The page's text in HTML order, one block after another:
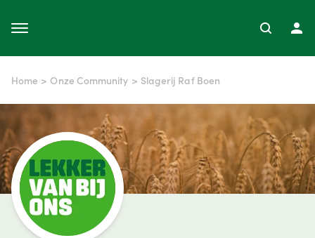
Home > Onze Community > Slagerij Raf Boen